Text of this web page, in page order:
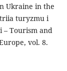
Ukraine in the
turyzmu i
– Tourism and
vol. 8.